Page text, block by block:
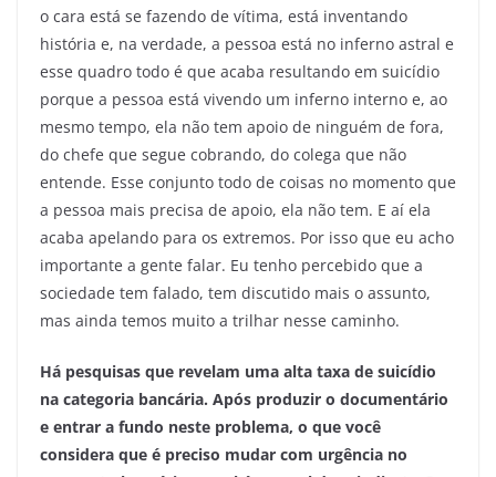
o cara está se fazendo de vítima, está inventando
história e, na verdade, a pessoa está no inferno astral e
esse quadro todo é que acaba resultando em suicídio
porque a pessoa está vivendo um inferno interno e, ao
mesmo tempo, ela não tem apoio de ninguém de fora,
do chefe que segue cobrando, do colega que não
entende. Esse conjunto todo de coisas no momento que
a pessoa mais precisa de apoio, ela não tem. E aí ela
acaba apelando para os extremos. Por isso que eu acho
importante a gente falar. Eu tenho percebido que a
sociedade tem falado, tem discutido mais o assunto,
mas ainda temos muito a trilhar nesse caminho.
Há pesquisas que revelam uma alta taxa de suicídio
na categoria bancária. Após produzir o documentário
e entrar a fundo neste problema, o que você
considera que é preciso mudar com urgência no